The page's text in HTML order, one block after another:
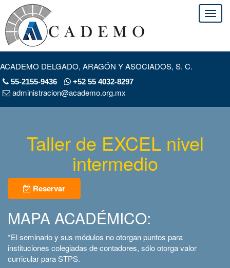
ACADEMO DELGADO, ARAGÓN Y ASOCIADOS, S. C.
55-2155-9436 +52 55 4032-8297
administracion@academo.org.mx
Taller de EXCEL nivel
intermedio
Reservar
MAPA ACADÉMICO:
*El seminario y sus módulos no otorgan puntos para
instituciones colegiadas de contadores, sólo otorga valor
curricular para STPS.